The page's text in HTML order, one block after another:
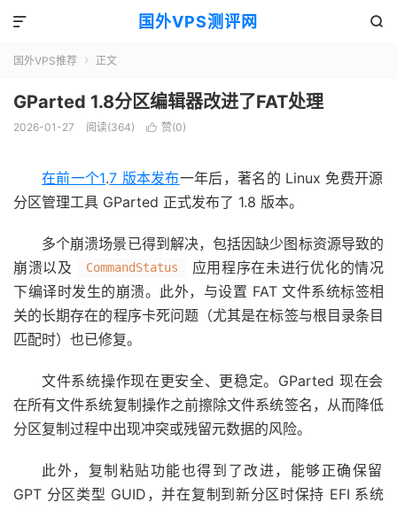
国外VPS测评网 

国外VPS推荐  正文
GParted 1.8分区编辑器改进了FAT处理
2026-01-27 阅读(364)  赞(0)
在前一个1.7 版本发布一年后，著名的 Linux 免费开源
分区管理工具 GParted 正式发布了 1.8 版本。
多个崩溃场景已得到解决，包括因缺少图标资源导致的
崩溃以及
CommandStatus
应用程序在未进行优化的情况
下编译时发生的崩溃。此外，与设置 FAT 文件系统标签相
关的长期存在的程序卡死问题（尤其是在标签与根目录条目
匹配时）也已修复。
文件系统操作现在更安全、更稳定。GParted 现在会
在所有文件系统复制操作之前擦除文件系统签名，从而降低
分区复制过程中出现冲突或残留元数据的风险。
此外，复制粘贴功能也得到了改进，能够正确保留
GPT 分区类型 GUID，并在复制到新分区时保持 EFI 系统